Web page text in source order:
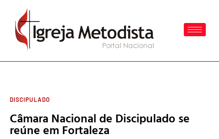
DISCIPULADO
Câmara Nacional de Discipulado se
reúne em Fortaleza